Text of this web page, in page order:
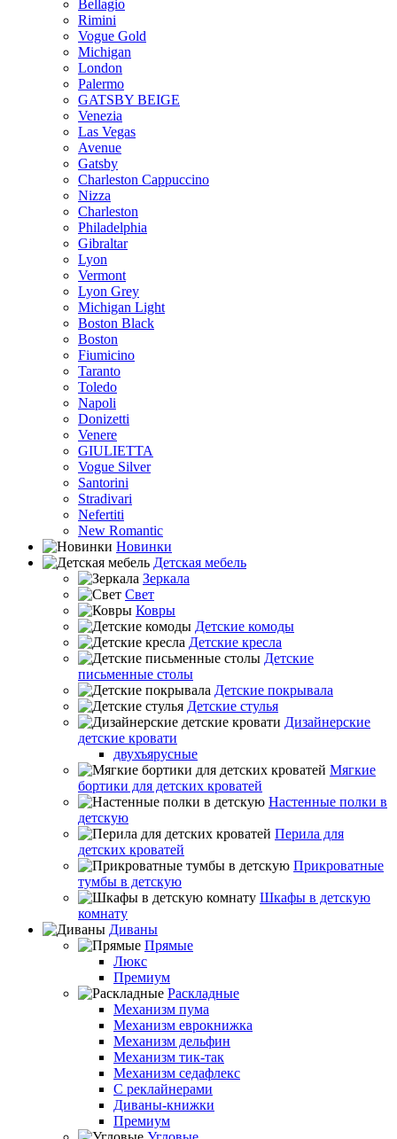
Bellagio
Rimini
Vogue Gold
Michigan
London
Palermo
GATSBY BEIGE
Venezia
Las Vegas
Avenue
Gatsby
Charleston Cappuccino
Nizza
Charleston
Philadelphia
Gibraltar
Lyon
Vermont
Lyon Grey
Michigan Light
Boston Black
Boston
Fiumicino
Taranto
Toledo
Napoli
Donizetti
Venere
GIULIETTA
Vogue Silver
Santorini
Stradivari
Nefertiti
New Romantic
Новинки
Детская мебель
Зеркала
Свет
Ковры
Детские комоды
Детские кресла
Детские
письменные столы
Детские покрывала
Детские стулья
Дизайнерские
детские кровати
двухъярусные
Мягкие
бортики для детских кроватей
Настенные полки в
детскую
Перила для
детских кроватей
Прикроватные
тумбы в детскую
Шкафы в детскую
комнату
Диваны
Прямые
Люкс
Премиум
Раскладные
Механизм пума
Механизм еврокнижка
Механизм дельфин
Механизм тик-так
Механизм седафлекс
С реклайнерами
Диваны-книжки
Премиум